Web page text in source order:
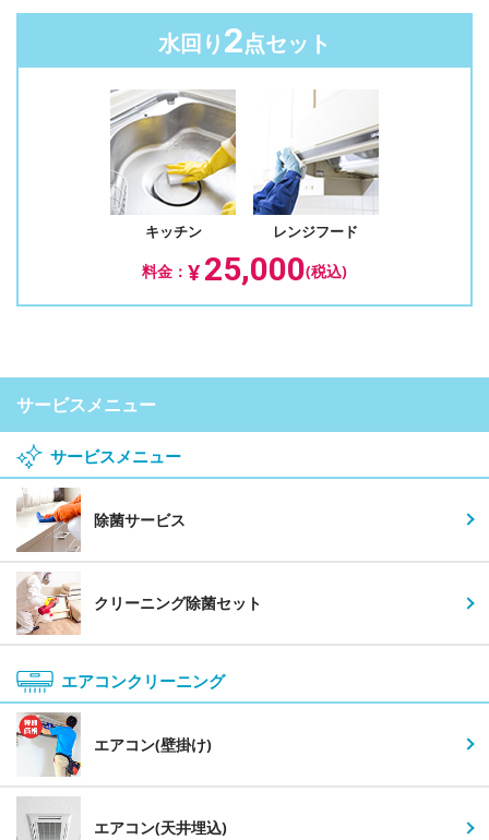
水回り2点セット
キッチン レンジフード
料金： ¥25,000(税込)
サービスメニュー
サービスメニュー
除菌サービス
クリーニング除菌セット
エアコンクリーニング
エアコン(壁掛け)
エアコン(天井埋込)